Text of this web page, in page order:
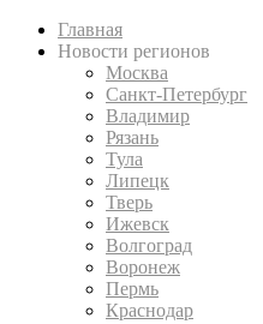
Главная
Новости регионов
Москва
Санкт-Петербург
Владимир
Рязань
Тула
Липецк
Тверь
Ижевск
Волгоград
Воронеж
Пермь
Краснодар